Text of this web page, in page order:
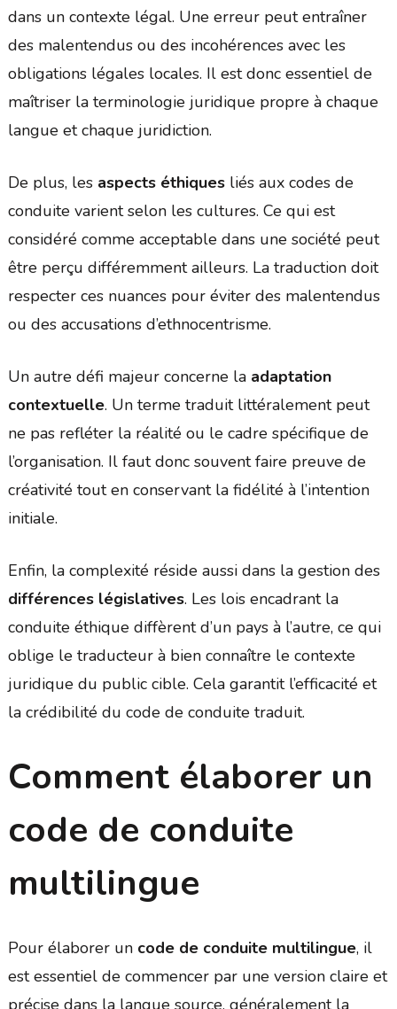
dans un contexte légal. Une erreur peut entraîner
des malentendus ou des incohérences avec les
obligations légales locales. Il est donc essentiel de
maîtriser la terminologie juridique propre à chaque
langue et chaque juridiction.
De plus, les aspects éthiquesliés aux codes de
conduite varient selon les cultures. Ce qui est
considéré comme acceptable dans une société peut
être perçu différemment ailleurs. La traduction doit
respecter ces nuances pour éviter des malentendus
ou des accusations d’ethnocentrisme.
Un autre défi majeur concerne la adaptation
contextuelle. Un terme traduit littéralement peut
ne pas refléter la réalité ou le cadre spécifique de
l’organisation. Il faut donc souvent faire preuve de
créativité tout en conservant la fidélité à l’intention
initiale.
Enfin, la complexité réside aussi dans la gestion des
différences législatives. Les lois encadrant la
conduite éthique diffèrent d’un pays à l’autre, ce qui
oblige le traducteur à bien connaître le contexte
juridique du public cible. Cela garantit l’efficacité et
la crédibilité du code de conduite traduit.
Comment élaborer un
code de conduite
multilingue
Pour élaborer un code de conduite multilingue, il
est essentiel de commencer par une version claire et
précise dans la langue source, généralement la